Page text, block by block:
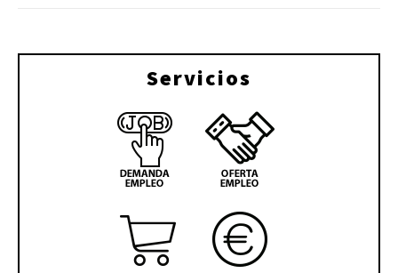
Servicios